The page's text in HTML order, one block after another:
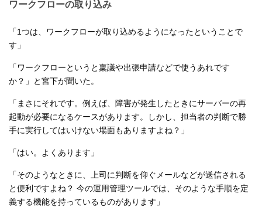
ワークフローの取り込み
「1つは、ワークフローが取り込めるようになったということで
す」
「ワークフローというと稟議や出張申請などで使うあれです
か？」と宮下が聞いた。
「まさにそれです。例えば、障害が発生したときにサーバーの再
起動が必要になるケースがあります。しかし、担当者の判断で勝
手に実行してはいけない場面もありますよね？」
「はい。よくあります」
「そのようなときに、上司に判断を仰ぐメールなどが送信される
と便利ですよね？ 今の運用管理ツールでは、そのような手順を定
義する機能を持っているものがあります」